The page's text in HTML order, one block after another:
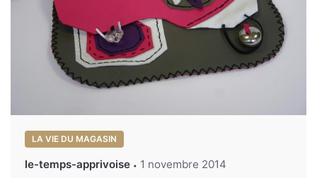
LA VIE DU MAGASIN
le-temps-apprivoise 1 novembre 2014